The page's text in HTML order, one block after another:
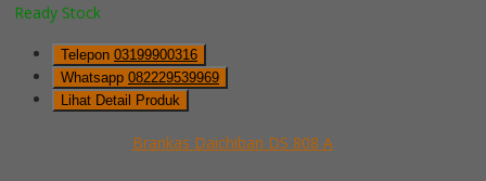
Ready Stock
Telepon 03199900316
Whatsapp 082229539969
Lihat Detail Produk
Brankas Daichiban DS 808 A